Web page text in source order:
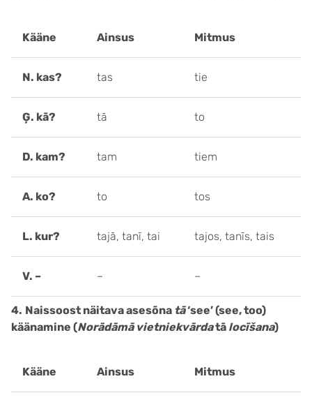
Kääne Ainsus Mitmus
N. kas? tas tie
Ģ. kā? tā to
D. kam? tam tiem
A. ko? to tos
L. kur? tajā, tanī, tai tajos, tanīs, tais
V. – – –
4. Naissoost näitava asesõna tā‘see’ (see, too)
käänamine (Norādāmā vietniekvārdatā locīšana)
Kääne Ainsus Mitmus